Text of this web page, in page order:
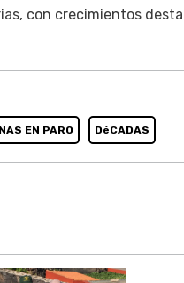
con crecimientos
EN PARO DéCADAS